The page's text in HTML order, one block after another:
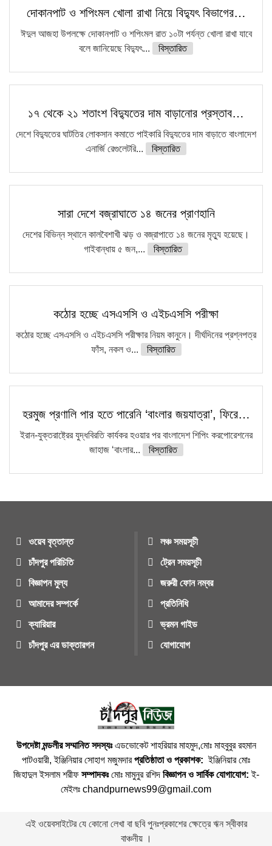
দোকানপাট ও শপিংমল খোলা রাখা নিয়ে বিদ্যুৎ বিভাগের…
ঈদুল আজহা উপলক্ষে দোকানপাট ও শপিংমল রাত ১০টা পর্যন্ত খোলা রাখা যাবে
বলে জানিয়েছে বিদ্যুৎ...
বিস্তারিত
১৭ থেকে ২১ শতাংশ বিদ্যুতের দাম বাড়ানোর প্রস্তাব…
দেশে বিদ্যুতের ঘাটতির লোকসান কমাতে পাইকারি বিদ্যুতের দাম বাড়াতে বাংলাদেশ
এনার্জি রেগুলেটরি...
বিস্তারিত
সারা দেশে বজ্রাঘাতে ১৪ জনের প্রাণহানি
দেশের বিভিন্ন স্থানে কালবৈশাখী ঝড় ও বজ্রাপাতে ১৪ জনের মৃত্যু হয়েছে।
গাইবান্ধায় ৫ জন,...
বিস্তারিত
কঠোর হচ্ছে এসএসসি ও এইচএসসি পরীক্ষা
কঠোর হচ্ছে এসএসসি ও এইচএসসি পরীক্ষার নিয়ম কানুনে। দীর্ঘদিনের প্রশ্নপত্র
ফাঁস, নকল ও...
বিস্তারিত
হরমুজ প্রণালি পার হতে পারেনি ‘বাংলার জয়যাত্রা’, ফিরে…
ইরান-যুক্তরাষ্ট্রের যুদ্ধবিরতি কার্যকর হওয়ার পর বাংলাদেশ শিপিং করপোরেশনের
জাহাজ ‘বাংলার...
বিস্তারিত
ওয়েব বৃত্তান্ত
চাঁদপুর পরিচিতি
বিজ্ঞাপন মুল্য
আমাদের সম্পর্কে
ক্যারিয়ার
চাঁদপুর এর ডাক্তারগন
লঞ্চ সময়সূচী
ট্রেন সময়সূচী
জরুরী ফোন নম্বর
প্রতিনিধি
ভ্রমন গাইড
যোগাযোগ
উপদেষ্টা মন্ডলীর সম্মানিত সদস্যঃএডভোকেট শাহরিয়ার মাহমুদ,মোঃ মাহবুবুর রহমান
পাটওয়ারী, ইঞ্জিনিয়ার সোহাগ মজুমদারপ্রতিষ্ঠাতা ও প্রকাশক: ইঞ্জিনিয়ার মোঃ
জিহাদুল ইসলাম শরীফ সম্পাদকঃমোঃ মামুনুর রশিদ বিজ্ঞাপন ও সার্বিক যোগাযোগ: ই-
মেইলঃ chandpurnews99@gmail.com
এই ওয়েবসাইটের যে কোনো লেখা বা ছবি পুনঃপ্রকাশের ক্ষেত্রে ঋন স্বীকার
বাঞ্চনীয় ।